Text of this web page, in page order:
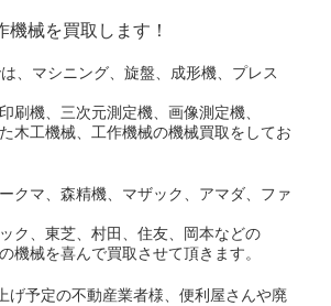
械を買取します！
、マシニング、旋盤、成形機、プレス
刷機、三次元測定機、画像測定機、
木工機械、工作機械の機械買取をしてお
クマ、森精機、マザック、アマダ、ファ
ク、東芝、村田、住友、岡本などの
機械を喜んで買取させて頂きます。
げ予定の不動産業者様、便利屋さんや廃